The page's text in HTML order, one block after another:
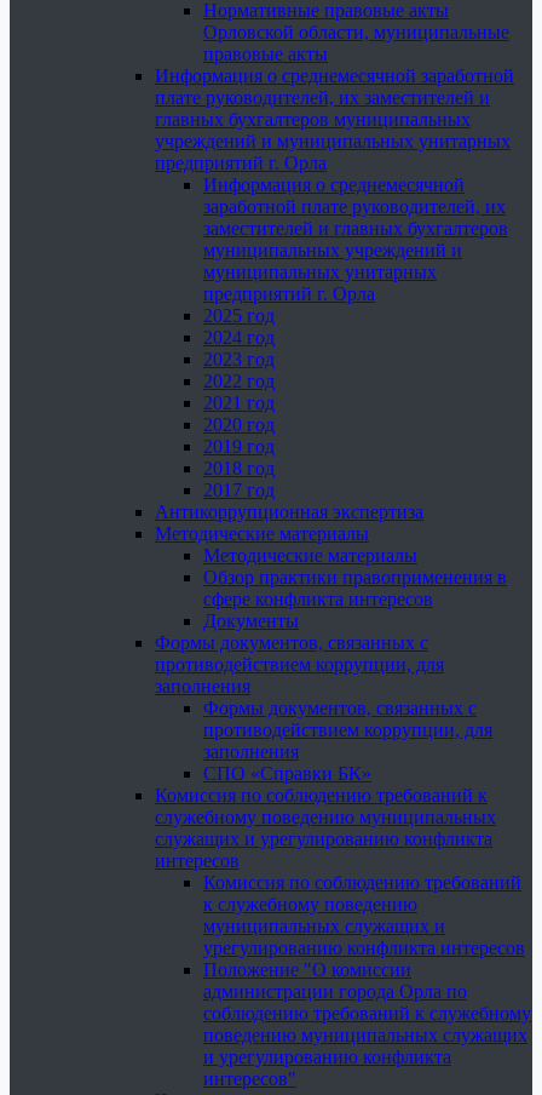
Нормативные правовые акты
Орловской области, муниципальные
правовые акты
Информация о среднемесячной заработной
плате руководителей, их заместителей и
главных бухгалтеров муниципальных
учреждений и муниципальных унитарных
предприятий г. Орла
Информация о среднемесячной
заработной плате руководителей, их
заместителей и главных бухгалтеров
муниципальных учреждений и
муниципальных унитарных
предприятий г. Орла
2025 год
2024 год
2023 год
2022 год
2021 год
2020 год
2019 год
2018 год
2017 год
Антикоррупционная экспертиза
Методические материалы
Методические материалы
Обзор практики правоприменения в
сфере конфликта интересов
Документы
Формы документов, связанных с
противодействием коррупции, для
заполнения
Формы документов, связанных с
противодействием коррупции, для
заполнения
СПО «Справки БК»
Комиссия по соблюдению требований к
служебному поведению муниципальных
служащих и урегулированию конфликта
интересов
Комиссия по соблюдению требований
к служебному поведению
муниципальных служащих и
урегулированию конфликта интересов
Положение "О комиссии
администрации города Орла по
соблюдению требований к служебному
поведению муниципальных служащих
и урегулированию конфликта
интересов"